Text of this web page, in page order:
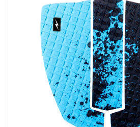
Lycra's & UV protection
Accessories